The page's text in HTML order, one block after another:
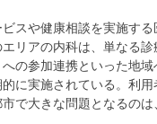
スや健康相談を実施す
リアの内科は、単なる
の参加連携といった地
に実施されている。利
で大きな問題となるの